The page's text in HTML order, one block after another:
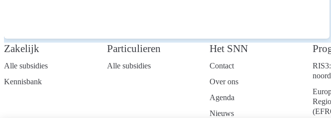
Zakelijk
Alle subsidies
Kennisbank
Particulieren
Alle subsidies
Het SNN
Contact
Over ons
Agenda
Nieuws